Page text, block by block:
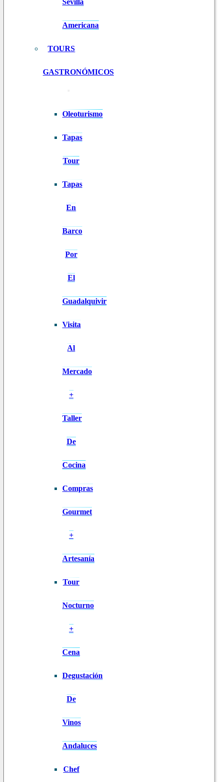
Sevilla
Americana
TOURS
GASTRONÓMICOS
Oleoturismo
Tapas
Tour
Tapas
En
Barco
Por
El
Guadalquivir
Visita
Al
Mercado
+
Taller
De
Cocina
Compras
Gourmet
+
Artesanía
Tour
Nocturno
+
Cena
Degustación
De
Vinos
Andaluces
Chef